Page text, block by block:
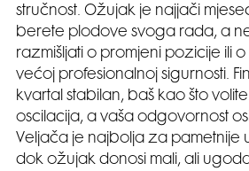
stručnost. Ožujak je najjači
berete plodove svoga rada, a
razmišljati o promjeni pozicije ili
većoj profesionalnoj sigurnosti.
kvartal stabilan, baš kao što
oscilacija, a vaša odgovornost
Veljača je najbolja za pametnije
dok ožujak donosi mali, ali